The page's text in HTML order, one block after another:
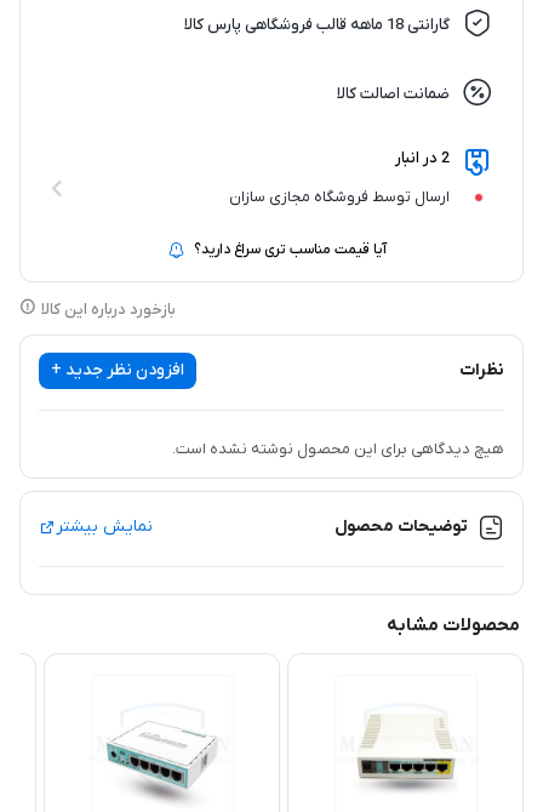
گارانتی 18 ماهه قالب فروشگاهی پارس کالا
ضمانت اصالت کالا
2 در انبار
ارسال توسط فروشگاه مجازی سازان
آیا قیمت مناسب تری سراغ دارید؟
بازخورد درباره این کالا
نظرات افزودن نظر جدید +
هیچ دیدگاهی برای این محصول نوشته نشده است.
توضیحات محصول نمایش بیشتر
محصولات مشابه